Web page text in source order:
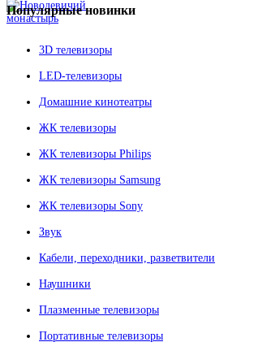
Популярныеновинки
3D телевизоры
LED-телевизоры
Домашние кинотеатры
ЖК телевизоры
ЖК телевизоры Philips
ЖК телевизоры Samsung
ЖК телевизоры Sony
Звук
Кабели, переходники, разветвители
Наушники
Плазменные телевизоры
Портативные телевизоры